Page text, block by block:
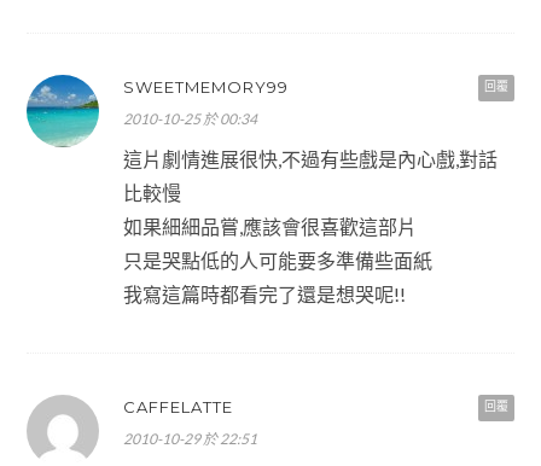
回覆
SWEETMEMORY99
2010-10-25 於 00:34
這片劇情進展很快,不過有些戲是內心戲,對話
比較慢
如果細細品嘗,應該會很喜歡這部片
只是哭點低的人可能要多準備些面紙
我寫這篇時都看完了還是想哭呢!!
回覆
CAFFELATTE
2010-10-29 於 22:51